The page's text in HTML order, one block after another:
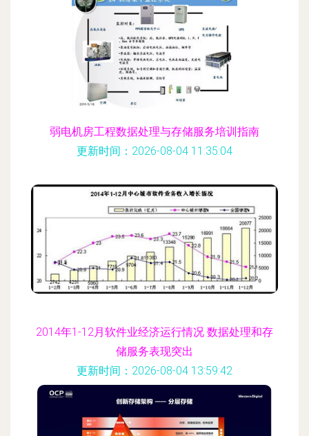
弱电机房工程数据处理与存储服务培训指南
更新时间：2026-08-04 11:35:04
2014年1-12月软件业经济运行情况 数据处理和存
储服务表现突出
更新时间：2026-08-04 13:59:42